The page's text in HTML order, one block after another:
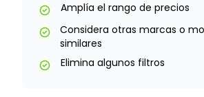
check_circle Amplía el rango de precios
check_circle
Considera otras marcas o
similares
check_circle Elimina algunos filtros